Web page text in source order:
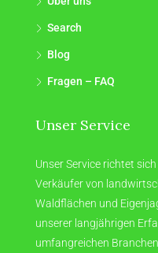
Search
Blog
Fragen – FAQ
Unser Service
Unser Service richtet
Verkäufer von
Waldflächen und
unserer langjährigen
umfangreichen